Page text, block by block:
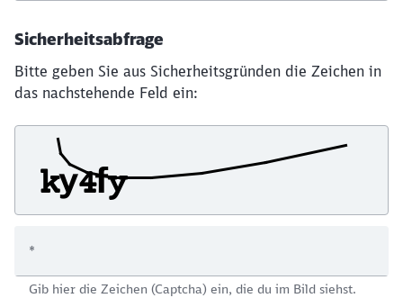
Sicherheitsabfrage
Bitte geben Sie aus Sicherheitsgründen die Zeichen in
das nachstehende Feld ein:
*
Gib hier die Zeichen (Captcha) ein, die du im Bild siehst.
Schließen
Möchten Sie zuweitergeleitet